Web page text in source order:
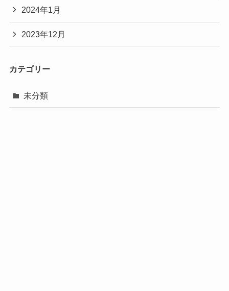
2024年1月
2023年12月
カテゴリー
未分類